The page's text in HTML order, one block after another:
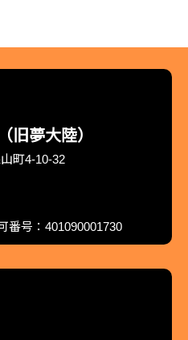
旧夢大陸）
町4-10-32
号：401090001730